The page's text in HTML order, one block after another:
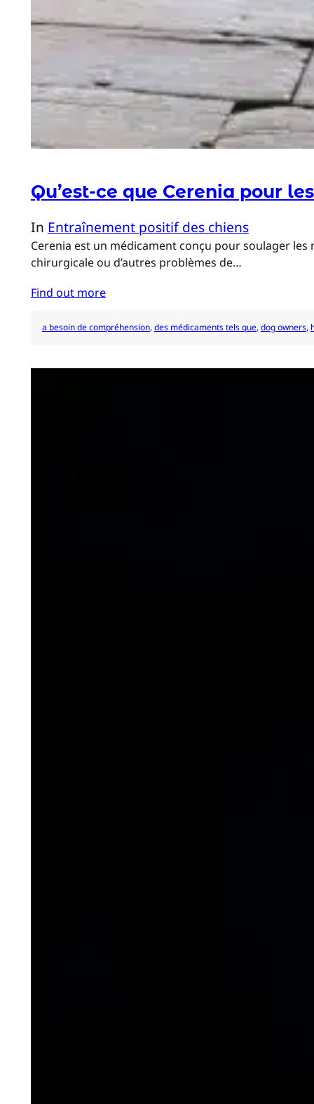
Qu’est-ce que Cerenia pour
In Entraînement positif des chiens
Cerenia est un médicament conçu pour soulager les
chirurgicale ou d’autres problèmes de…
Find out more
a besoin de compréhension, des médicaments tels que, dog owners,